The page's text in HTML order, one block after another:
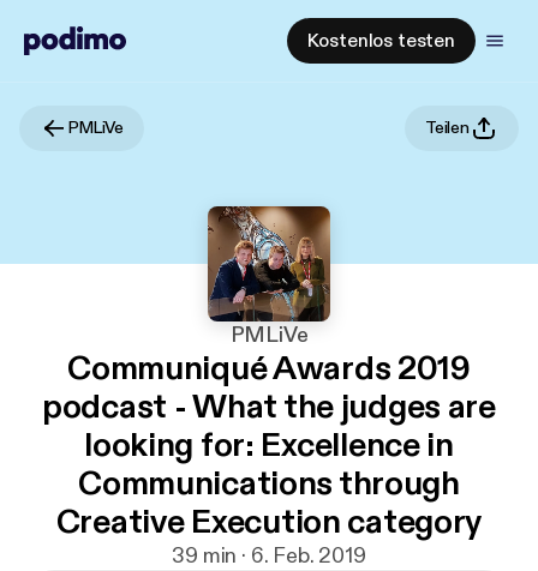
Kostenlos testen
PMLiVe Teilen
PMLiVe
Communiqué Awards 2019
podcast - What the judges are
looking for: Excellence in
Communications through
Creative Execution category
39 min · 6. Feb. 2019